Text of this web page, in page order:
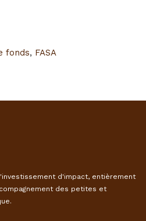
fonds, FASA
d'impact, entièrement
des petites et